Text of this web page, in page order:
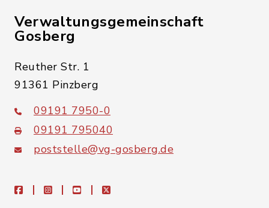
Verwaltungsgemeinschaft
Gosberg
Reuther Str. 1
91361 Pinzberg
09191 7950-0
09191 795040
poststelle@vg-gosberg.de
facebookinstagramyoutubeX